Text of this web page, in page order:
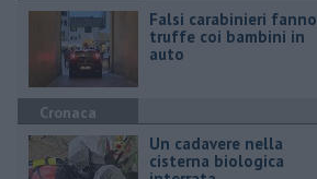
Falsi carabinieri fanno
truffe coi bambini in
auto
Cronaca
Un cadavere nella
cisterna biologica